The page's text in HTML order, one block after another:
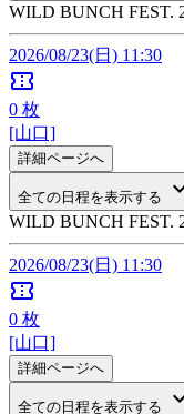
WILD BUNCH FEST.
2026/08/23(日) 11:30
confirmation_number
0 枚
[山口]
詳細ページへ
全ての日程を表示する
WILD BUNCH FEST.
2026/08/23(日) 11:30
confirmation_number
0 枚
[山口]
詳細ページへ
全ての日程を表示する